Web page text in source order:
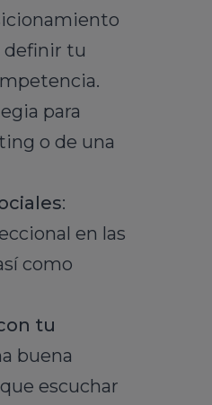
definir tu
para
o de una
:
en las
como
tu
buena
escuchar